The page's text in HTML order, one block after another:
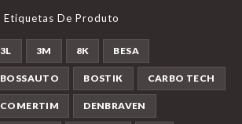
Etiquetas De Produto
3L 3M 8K BESA
BOSSAUTO BOSTIK CARBO TECH
COMERTIM DENBRAVEN